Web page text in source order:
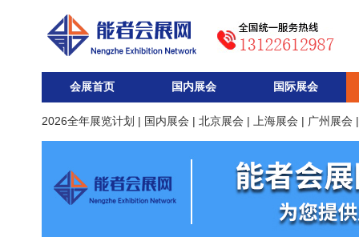
会展首页 国内展会 国际展会
2026全年展览计划 | 国内展会 | 北京展会 | 上海展会 | 广州展会